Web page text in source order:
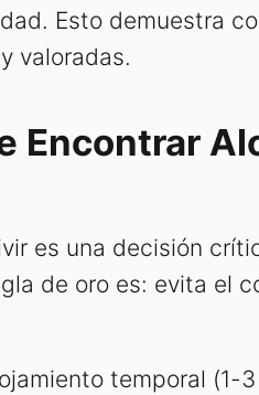
Esto demuestra
valoradas.
Encontrar
es una decisión
de oro es: evita el
temporal (1-